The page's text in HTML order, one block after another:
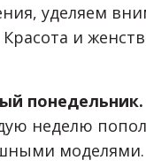
уделяем
и
понедельник.
неделю
моделями.